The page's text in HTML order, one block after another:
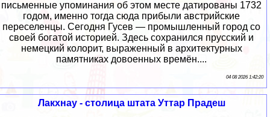
письменные упоминания об этом месте датированы 1732
годом, именно тогда сюда прибыли австрийские
переселенцы. Сегодня Гусев — промышленный город со
своей богатой историей. Здесь сохранился прусский и
немецкий колорит, выраженный в архитектурных
памятниках довоенных времён....
04 08 2026 1:42:20
Лакхнау - столица штата Уттар Прадеш